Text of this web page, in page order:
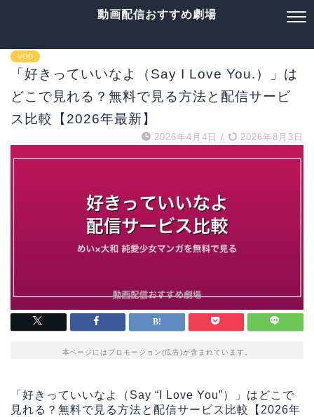
動画配信おすすめ劇場
VOD
「好きっていいなよ（Say I Love You.）」は
どこで見れる？無料で見る方法と配信サービ
ス比較【2026年最新】
2026年4月4日 / 2026年8月3日
本ページにはプロモーション(広告)が含まれています。
「好きっていいなよ（Say “I Love You”）」はどこで
見れる？無料で見る方法と配信サービス比較【2026年